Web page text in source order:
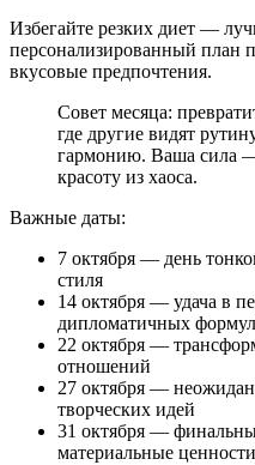
Избегайте резких диет —
персонализированный
вкусовые предпочтения.
Совет месяца:
где другие видят
гармонию. Ваша сила
красоту из хаоса.
Важные даты:
7 октября — день
стиля
14 октября — удача в
дипломатичных
22 октября —
отношений
27 октября —
творческих идей
31 октября —
материальные ценности